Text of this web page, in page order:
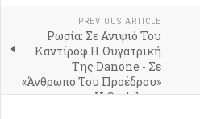
PREVIOUS ARTICLE
Ρωσία: Σε Ανιψιό Του
Καντίροφ Η Θυγατρική
Της Danone - Σε
«Άνθρωπο Του Προέδρου»
Η Carlsberg